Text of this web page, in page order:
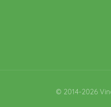
© 2014-2026